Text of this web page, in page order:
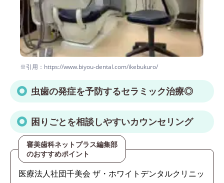
※引用：https://www.biyou-dental.com/ikebukuro/
虫歯の発症を予防するセラミック治療◎
困りごとを相談しやすいカウンセリング
審美歯科ネットプラス編集部
のおすすめポイント
医療法人社団千美会 ザ・ホワイトデンタルクリニッ